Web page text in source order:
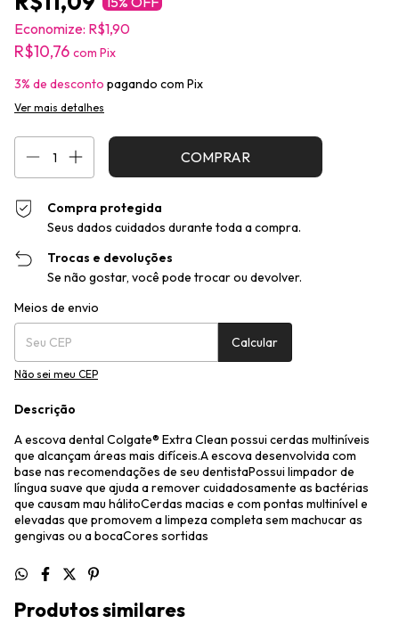
Economize: R$1,90
R$10,76 com Pix
3% de desconto pagando com Pix
Ver mais detalhes
Compra protegida
Seus dados cuidados durante toda a compra.
Trocas e devoluções
Se não gostar, você pode trocar ou devolver.
Entregas para o CEP:
Meios de envio
Calcular
Não sei meu CEP
Descrição
A escova dental Colgate® Extra Clean possui cerdas multiníveis
que alcançam áreas mais difíceis.A escova desenvolvida com
base nas recomendações de seu dentistaPossui limpador de
língua suave que ajuda a remover cuidadosamente as bactérias
que causam mau hálitoCerdas macias e com pontas multinível e
elevadas que promovem a limpeza completa sem machucar as
gengivas ou a bocaCores sortidas
Produtos similares